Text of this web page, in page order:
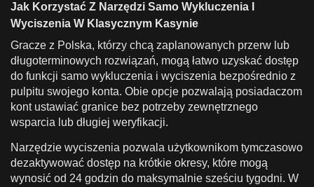
Jak Korzystać Z Narzędzi Samo Wykluczenia I
Wyciszenia W Klasycznym Kasynie
Gracze z Polska, którzy chcą zaplanowanych przerw lub
długoterminowych rozwiązań, mogą łatwo uzyskać dostęp
do funkcji samo wykluczenia i wyciszenia bezpośrednio z
pulpitu swojego konta. Obie opcje pozwalają posiadaczom
kont ustawiać granice bez potrzeby zewnętrznego
wsparcia lub długiej weryfikacji.
Narzędzie wyciszenia pozwala użytkownikom tymczasowo
dezaktywować dostęp na krótkie okresy, które mogą
wynosić od 24 godzin do maksymalnie sześciu tygodni. W